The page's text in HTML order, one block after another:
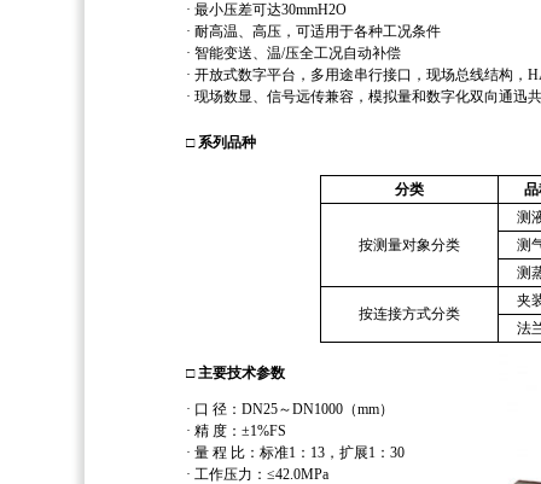
· 最小压差可达30mmH2O
· 耐高温、高压，可适用于各种工况条件
· 智能变送、温/压全工况自动补偿
· 开放式数字平台，多用途串行接口，现场总线结构，
· 现场数显、信号远传兼容，模拟量和数字化双向通迅
□ 系列品种
分类 品
按测量对象分类
测
测
测
按连接方式分类
夹
法
□ 主要技术参数
· 口 径：DN25～DN1000（mm）
· 精 度：±1%FS
· 量 程 比：标准1：13，扩展1：30
· 工作压力：≤42.0MPa